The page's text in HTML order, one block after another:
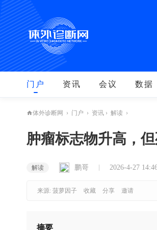
门户 资讯 会议 数据
体外诊断网 › 门户 › 资讯 › 解读 ›
肿瘤标志物升高，
解读 鹏哥 2026-4-27
来源: 菠萝因子 收藏 分享 邀请
摘要